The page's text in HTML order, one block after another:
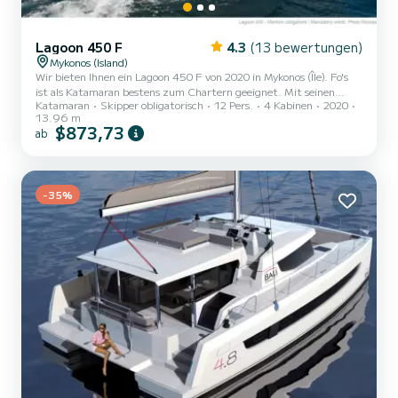
Lagoon 450 F 4.3 (13 bewertungen)
Mykonos (Island)
Wir bieten Ihnen ein Lagoon 450 F von 2020 in Mykonos (Île). Fo's
ist als Katamaran bestens zum Chartern geeignet. Mit seinen
angenehmen Fahreigenschaften eignet sich dieses Schiff ideal für
einen Törn von einer Woche und mehr. Sie möchten einen
unvergesslichen Törn auf diesem Katamaran mit 14 Metern Länge
verfügt Fo's über 4 Toiletten mit Dusc...
Katamaran Skipper obligatorisch 12 Pers. 4 Kabinen
2020
13.96 m
ab $873,73
-35%